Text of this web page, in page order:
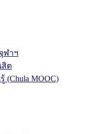
ฬาฯ
สิต
(Chula MOOC)